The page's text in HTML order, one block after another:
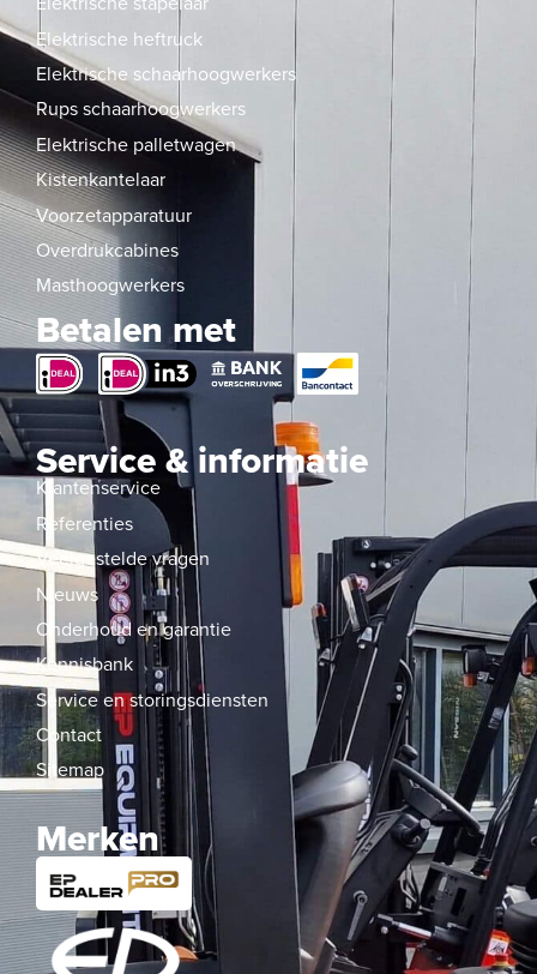
Elektrische heftruck
Elektrische schaarhoogwerkers
Rups schaarhoogwerkers
Elektrische palletwagen
Kistenkantelaar
Voorzetapparatuur
Overdrukcabines
Masthoogwerkers
Betalen met
Service & informatie
Klantenservice
Referenties
Veelgestelde vragen
Nieuws
Onderhoud en garantie
Kennisbank
Service en storingsdiensten
Contact
Sitemap
Merken